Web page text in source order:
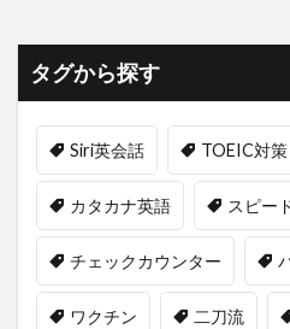
タグから探す
Siri英会話 TOEIC対策
カタカナ英語 スピー
チェックカウンター
ワクチン 二刀流